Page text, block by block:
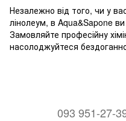
Незалежно від того, чи у
лінолеум, в Aqua&Sapone
Замовляйте професійну
насолоджуйтеся
093 951-27-